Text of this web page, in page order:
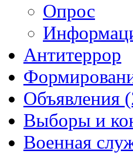
Опрос
Антитеррор
Объявления
Выборы и
Военная